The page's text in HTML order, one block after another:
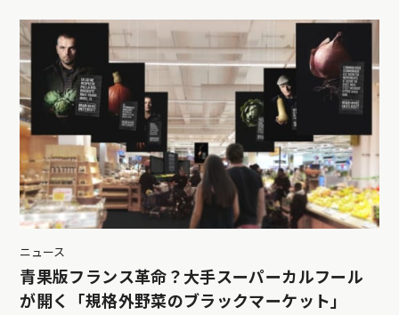
ニュース
青果版フランス革命？大手スーパーカルフール
が開く「規格外野菜のブラックマーケット」